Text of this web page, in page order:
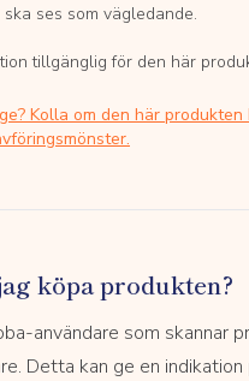
ses som vägledande.
tillgänglig för den här
Kolla om den här
köpa produkten?
användare som skannar
Detta kan ge en